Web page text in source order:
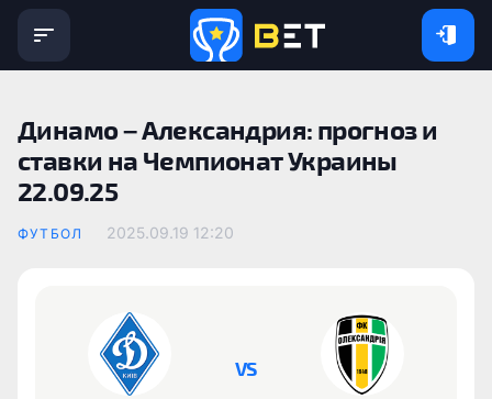
Динамо – Александрия: прогноз и
ставки на Чемпионат Украины
22.09.25
ФУТБОЛ 2025.09.19 12:20
VS